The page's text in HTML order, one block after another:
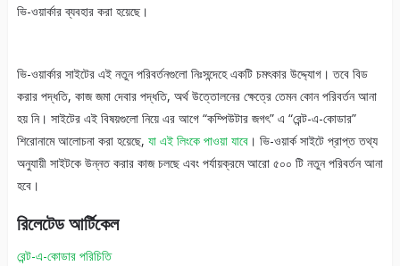
ভি-ওয়ার্কার ব্যবহার করা হয়েছে।
ভি-ওয়ার্কার সাইটের এই নতুন পরিবর্তনগুলো নিঃসন্দেহে একটি চমৎকার উদ্দ্যোগ। তবে বিড
করার পদ্ধতি, কাজ জমা দেবার পদ্ধতি, অর্থ উত্তোলনের ক্ষেত্রে তেমন কোন পরিবর্তন আনা
হয় নি। সাইটের এই বিষয়গুলো নিয়ে এর আগে “কম্পিউটার জগৎ” এ “রেন্ট-এ-কোডার”
শিরোনামে আলোচনা করা হয়েছে, যা এই লিংকে পাওয়া যাবে। ভি-ওয়ার্ক সাইটে প্রাপ্ত তথ্য
অনুযায়ী সাইটকে উন্নত করার কাজ চলছে এবং পর্যায়ক্রমে আরো ৫০০ টি নতুন পরিবর্তন আনা
হবে।
রিলেটেড আর্টিকেল
রেন্ট-এ-কোডার পরিচিতি